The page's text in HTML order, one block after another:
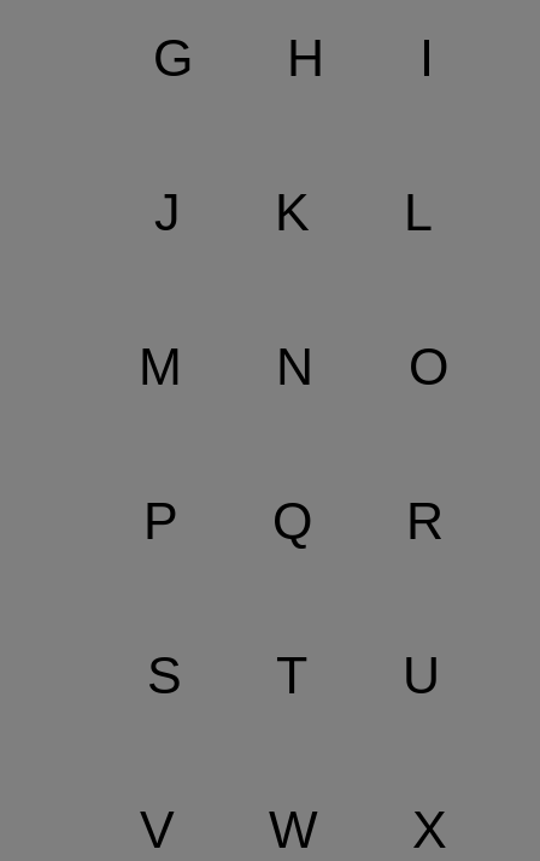
G H I
J K L
M N O
P Q R
S T U
V W X